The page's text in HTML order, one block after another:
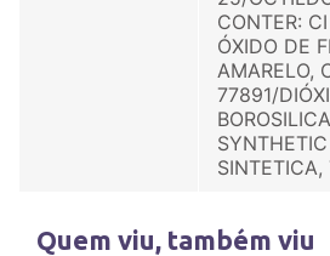
CONTER:
ÓXIDO DE
AMARELO,
77891/
Quem viu, também viu